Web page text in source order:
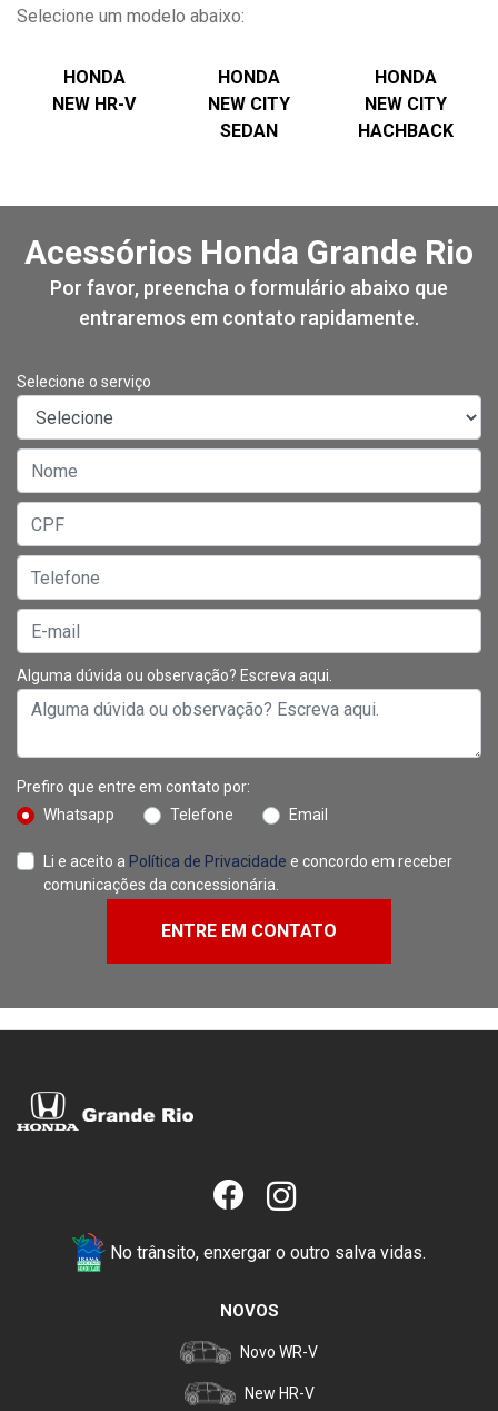
Selecione um modelo abaixo:
HONDA
NEW HR-V
HONDA
NEW CITY
SEDAN
HONDA
NEW CITY
HACHBACK
Acessórios Honda Grande Rio
Por favor, preencha o formulário abaixo que
entraremos em contato rapidamente.
Selecione o serviço
Alguma dúvida ou observação? Escreva aqui.
Prefiro que entre em contato por:
Whatsapp
Telefone Email
Li e aceito a Política de Privacidade e concordo em receber
comunicações da concessionária.
ENTRE EM CONTATO
No trânsito, enxergar o outro salva vidas.
NOVOS
Novo WR-V
New HR-V